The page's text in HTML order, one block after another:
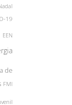
19
EEN
de
FMI